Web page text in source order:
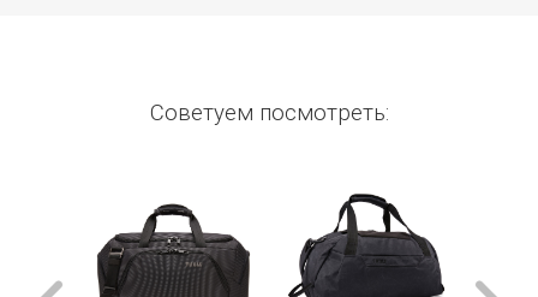
Советуем посмотреть: